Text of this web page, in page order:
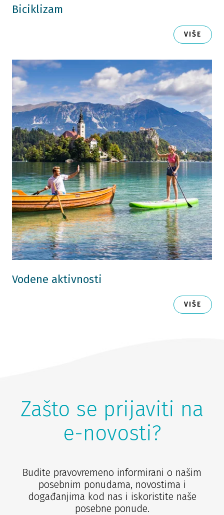
Biciklizam
VIŠE
Vodene aktivnosti
VIŠE
Zašto se prijaviti na
e-novosti?
Budite pravovremeno informirani o našim
posebnim ponudama, novostima i
događanjima kod nas i iskoristite naše
posebne ponude.